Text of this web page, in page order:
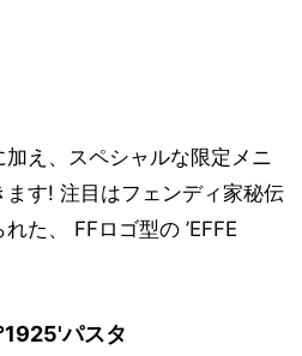
え、スペシャルな限定メニ
ます! 注目はフェンディ家秘伝
た、 FFロゴ型の ’EFFE
パスタ